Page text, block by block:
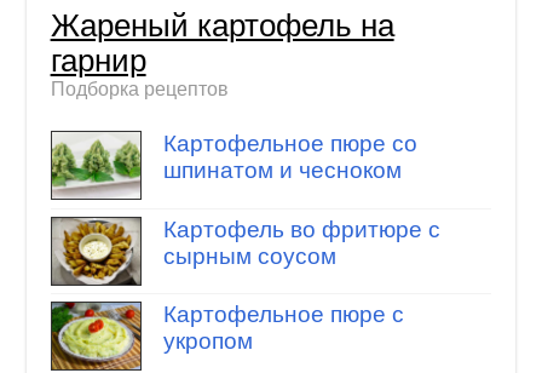
Жареный картофель на
гарнир
Подборка рецептов
Картофельное пюре со
шпинатом и чесноком
Картофель во фритюре с
сырным соусом
Картофельное пюре с
укропом